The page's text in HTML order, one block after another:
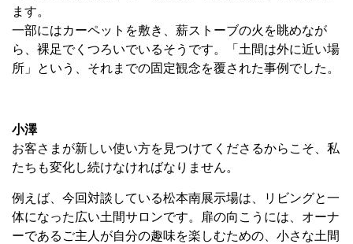
ます。
一部にはカーペットを敷き、薪ストーブの火を眺めなが
ら、裸足でくつろいでいるそうです。「土間は外に近い場
所」という、それまでの固定観念を覆された事例でした。
小澤
お客さまが新しい使い方を見つけてくださるからこそ、私
たちも変化し続けなければなりません。
例えば、今回対談している松本南展示場は、リビングと一
体になった広い土間サロンです。扉の向こうには、オーナ
ーであるご主人が自分の趣味を楽しむための、小さな土間